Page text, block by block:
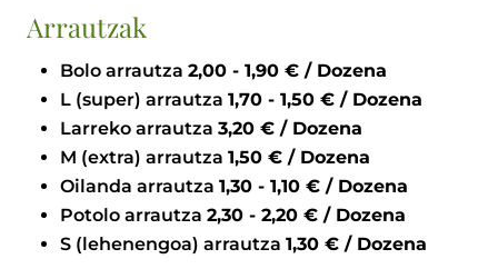
Arrautzak
Bolo arrautza
2,00 - 1,90 € / Dozena
L (super) arrautza
1,70 - 1,50 € / Dozena
Larreko arrautza
3,20 € / Dozena
M (extra) arrautza
1,50 € / Dozena
Oilanda arrautza
1,30 - 1,10 € / Dozena
Potolo arrautza
2,30 - 2,20 € / Dozena
S (lehenengoa) arrautza
1,30 € / Dozena